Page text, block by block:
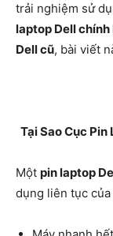
trải nghiệm sử
laptop Dell chính
Dell cũ, bài viết
Tại Sao Cục
Một pin laptop
dụng liên tục